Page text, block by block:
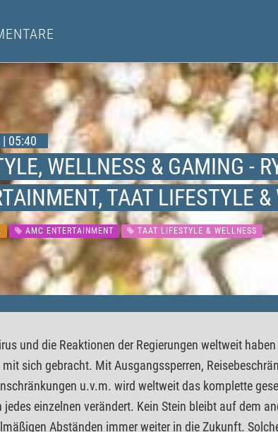
05:40
WELLNESS & GAMING -
TAAT LIFESTYLE &
AMC ENTERTAINMENT TAAT LIFESTYLE & WELLNESS
und die Reaktionen der Regierungen weltweit
sich gebracht. Mit Ausgangssperren,
u.v.m. wird weltweit das komplette
jedes einzelnen verändert. Kein Stein bleibt auf dem
Abständen immer weiter in die Zukunft.